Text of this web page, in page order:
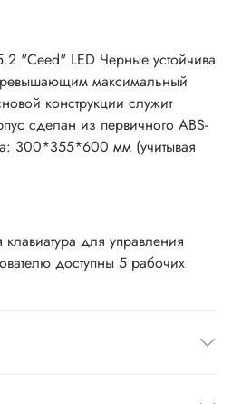
"Ceed" LED Черные устойчива
максимальный
конструкции служит
сделан из первичного ABS-
300*355*600 мм (учитывая
для управления
доступны 5 рабочих